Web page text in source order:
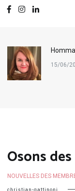
15/06/
Osons
NOUVELLES DES
christian-gattinoni